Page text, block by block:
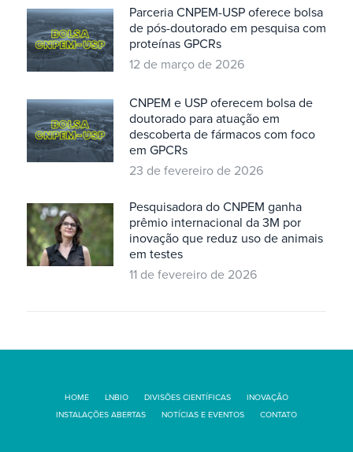
Parceria CNPEM-USP oferece bolsa
de pós-doutorado em pesquisa com
proteínas GPCRs
12 de março de 2026
CNPEM e USP oferecem bolsa de
doutorado para atuação em
descoberta de fármacos com foco
em GPCRs
23 de fevereiro de 2026
Pesquisadora do CNPEM ganha
prêmio internacional da 3M por
inovação que reduz uso de animais
em testes
11 de fevereiro de 2026
HOME LNBIO DIVISÕES CIENTÍFICAS
INOVAÇÃO
INSTALAÇÕES ABERTAS
NOTÍCIAS E EVENTOS CONTATO